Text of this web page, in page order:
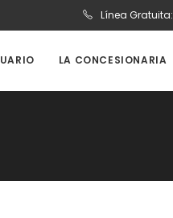
Línea Gratuita:
LA CONCESIONARIA